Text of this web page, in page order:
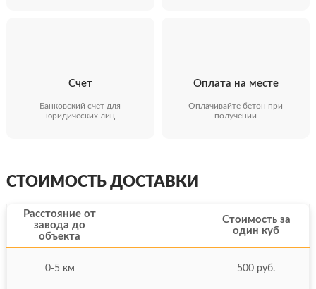
Счет
Банковский счет для
юридических лиц
Оплата на месте
Оплачивайте бетон при
получении
СТОИМОСТЬ ДОСТАВКИ
Расстояние от
завода до
объекта
Стоимость за
один куб
0-5 км 500 руб.